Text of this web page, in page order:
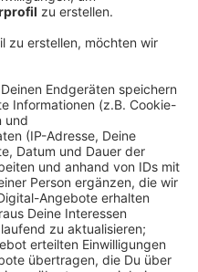
drei Jahren Umbau
eigentlich
ihrem Programm. Die
war produziert – und
am Montag einem
Nach dem ersten
Es wird eine Saison
gedacht. Dafür wurde
Teil 1 beinhaltet 19
und Dezember, die
der Stadt vorgesehen